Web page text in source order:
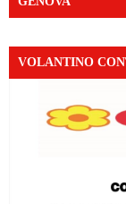
VOLANTINO